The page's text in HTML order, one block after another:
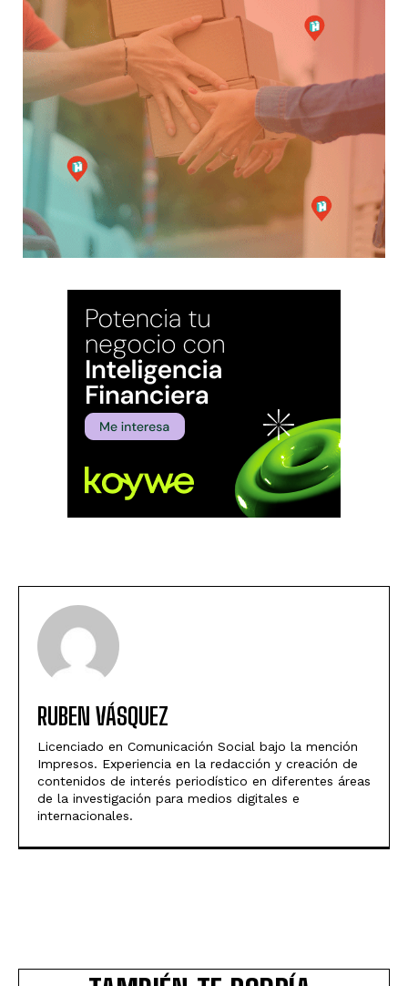
RUBEN VÁSQUEZ
Licenciado en Comunicación Social bajo la mención
Impresos. Experiencia en la redacción y creación de
contenidos de interés periodístico en diferentes áreas
de la investigación para medios digitales e
internacionales.